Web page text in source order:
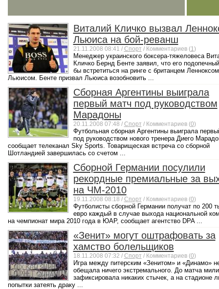
Виталий Кличко вызвал
Льюиса на бой-реванш
21.11.2008 08:41 / Спорт / Комментариев (1)
Менеджер украинского боксера-тяжеловеса
Кличко Бернд Бенте заявил, что его
бы встретиться на ринге с британцем Ленноксом
Льюисом. Бенте призвал Льюиса возобновить ...
Сборная Аргентины выиграла
первый матч под руководством
Марадоны
20.11.2008 07:48 / Спорт / Комментариев (0)
Футбольная сборная Аргентины выиграла
под руководством нового тренера Диего
сообщает телеканал Sky Sports. Товарищеская встреча со сборной
Шотландией завершилась со счетом ...
Сборной Германии посулили
рекордные премиальные за
на ЧМ-2010
19.11.2008 08:18 / Спорт / Комментариев (0)
Футболисты сборной Германии получат по 200
евро каждый в случае выхода национальной
на чемпионат мира 2010 года в ЮАР, сообщает агентство DPA ...
«Зенит» могут оштрафовать за
хамство болельщиков
18.11.2008 07:32 / Спорт / Комментариев (0)
Игра между питерским «Зенитом» и «Динамо»
обещала ничего экстремального. До матча
зафиксировала никаких стычек, а на стадионе
попытки затеять драку ...